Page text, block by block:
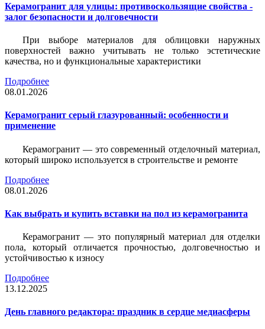
Керамогранит для улицы: противоскользящие свойства -
залог безопасности и долговечности
При выборе материалов для облицовки наружных
поверхностей важно учитывать не только эстетические
качества, но и функциональные характеристики
Подробнее
08.01.2026
Керамогранит серый глазурованный: особенности и
применение
Керамогранит — это современный отделочный материал,
который широко используется в строительстве и ремонте
Подробнее
08.01.2026
Как выбрать и купить вставки на пол из керамогранита
Керамогранит — это популярный материал для отделки
пола, который отличается прочностью, долговечностью и
устойчивостью к износу
Подробнее
13.12.2025
День главного редактора: праздник в сердце медиасферы